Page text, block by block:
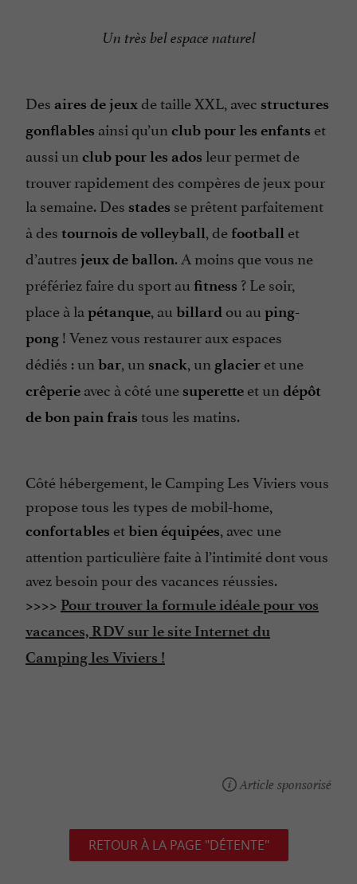
Un très bel espace naturel
Des aires de jeuxde taille XXL, avec structures
gonflables ainsi qu’un club pour les enfants et
aussi un club pour les ados leur permet de
trouver rapidement des compères de jeux pour
la semaine. Des stades se prêtent parfaitement
à des tournois de volleyball, de football et
d’autres jeux de ballon. A moins que vous ne
préfériez faire du sport au fitness ? Le soir,
place à la pétanque, au billard ou au ping-
pong ! Venez vous restaurer aux espaces
dédiés : un bar, un snack, un glacier et une
crêperie avec à côté une superette et un dépôt
de bon pain frais tous les matins.
Côté hébergement, le Camping Les Viviers vous
propose tous les types de mobil-home,
confortables etbien équipées, avec une
attention particulière faite à l’intimité dont vous
avez besoin pour des vacances réussies.
>>>> Pour trouver la formule idéale pour vos
vacances, RDV sur le site Internet du
Camping les Viviers !
Article sponsorisé
RETOUR À LA PAGE "DÉTENTE"